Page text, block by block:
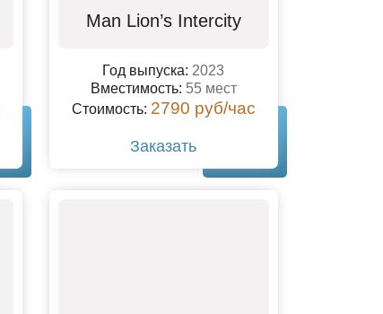
Man Lion’s Intercity
Год выпуска: 2023
Вместимость: 55 мест
Стоимость: 2790 руб/час
Заказать